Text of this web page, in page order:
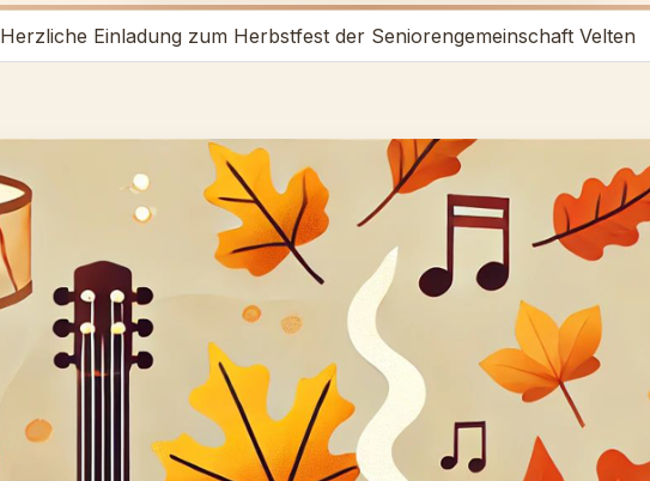
Herzliche Einladung zum Herbstfest der Seniorengemeinschaft Velten